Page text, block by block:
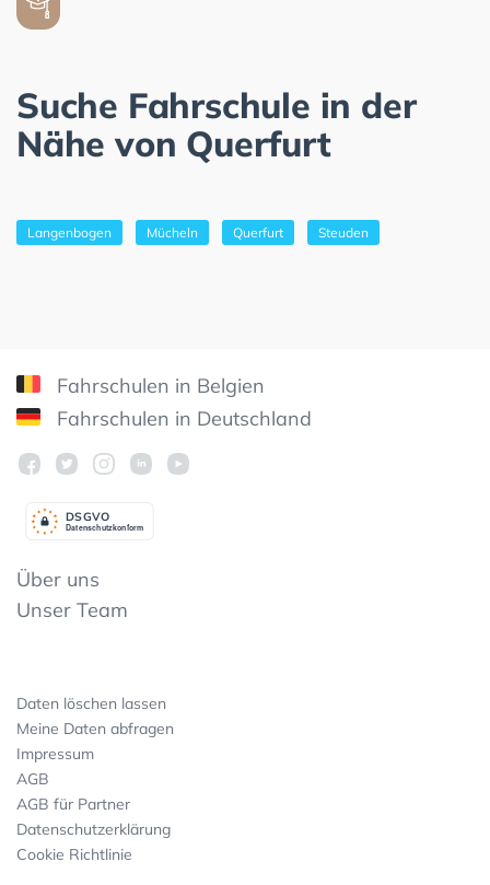
Suche Fahrschule in der
Nähe von Querfurt
Langenbogen Mücheln Querfurt Steuden
Fahrschulen in Belgien
Fahrschulen in Deutschland
Datenschutzkonform
DSGVO
Über uns
Unser Team
Daten löschen lassen
Meine Daten abfragen
Impressum
AGB
AGB für Partner
Datenschutzerklärung
Cookie Richtlinie